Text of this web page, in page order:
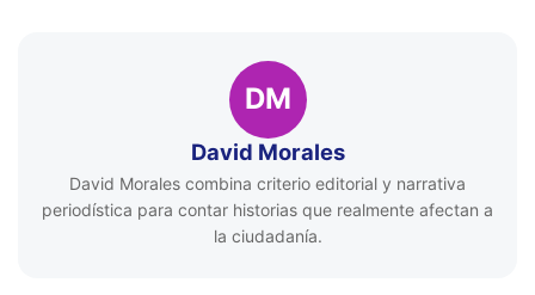
DM
David Morales
David Morales combina criterio editorial y narrativa
periodística para contar historias que realmente afectan a
la ciudadanía.